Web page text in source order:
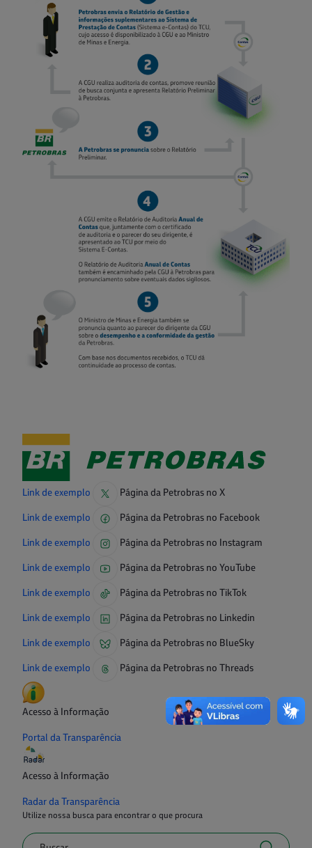
Link de exemplo Página da Petrobras no X
Link de exemplo Página da Petrobras no Facebook
Link de exemplo Página da Petrobras no Instagram
Link de exemplo Página da Petrobras no YouTube
Link de exemplo Página da Petrobras no TikTok
Link de exemplo Página da Petrobras no Linkedin
Link de exemplo Página da Petrobras no BlueSky
Link de exemplo Página da Petrobras no Threads
Acesso à Informação
Portal da Transparência
Acesso à Informação
Radar da Transparência
Utilize nossa busca para encontrar o que procura